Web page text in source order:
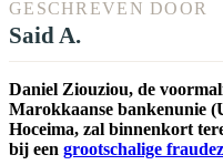
GESCHREVEN DOOR
Said A.
Daniel Ziouziou, de
Marokkaanse bankenunie
Hoceima, zal binnenkort
bij een grootschalige